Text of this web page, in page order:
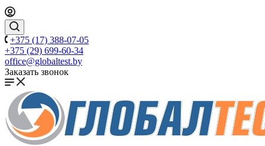
+375 (17) 388-07-05
+375 (29) 699-60-34
office@globaltest.by
Заказать звонок